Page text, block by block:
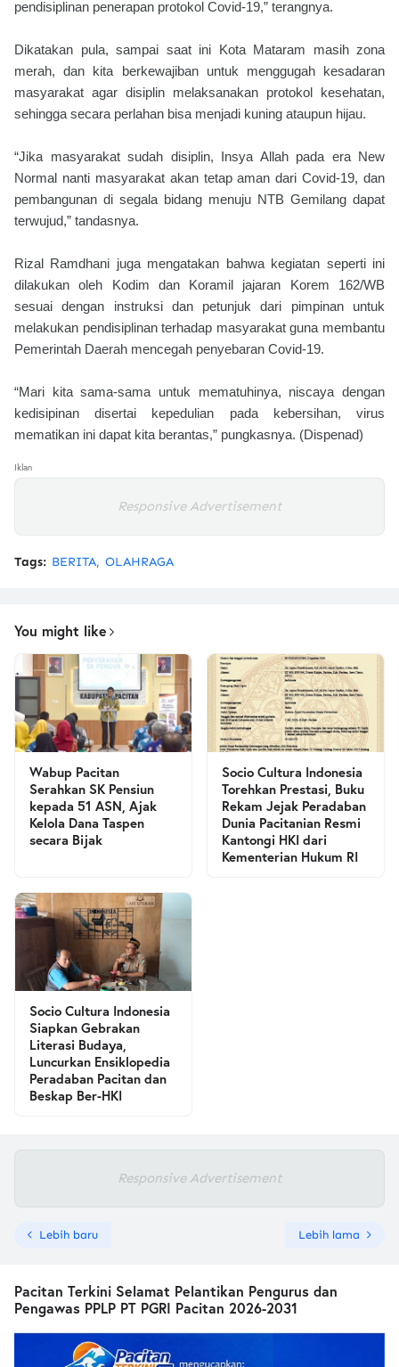
pendisiplinan penerapan protokol Covid-19,” terangnya.
Dikatakan pula, sampai saat ini Kota Mataram masih zona
merah, dan kita berkewajiban untuk menggugah kesadaran
masyarakat agar disiplin melaksanakan protokol kesehatan,
sehingga secara perlahan bisa menjadi kuning ataupun hijau.
“Jika masyarakat sudah disiplin, Insya Allah pada era New
Normal nanti masyarakat akan tetap aman dari Covid-19, dan
pembangunan di segala bidang menuju NTB Gemilang dapat
terwujud,” tandasnya.
Rizal Ramdhani juga mengatakan bahwa kegiatan seperti ini
dilakukan oleh Kodim dan Koramil jajaran Korem 162/WB
sesuai dengan instruksi dan petunjuk dari pimpinan untuk
melakukan pendisiplinan terhadap masyarakat guna membantu
Pemerintah Daerah mencegah penyebaran Covid-19.
“Mari kita sama-sama untuk mematuhinya, niscaya dengan
kedisipinan disertai kepedulian pada kebersihan, virus
mematikan ini dapat kita berantas,” pungkasnya. (Dispenad)
Iklan
Responsive Advertisement
Tags: BERITA OLAHRAGA
You might like
Wabup Pacitan
Serahkan SK Pensiun
kepada 51 ASN, Ajak
Kelola Dana Taspen
secara Bijak
Socio Cultura Indonesia
Torehkan Prestasi, Buku
Rekam Jejak Peradaban
Dunia Pacitanian Resmi
Kantongi HKI dari
Kementerian Hukum RI
Socio Cultura Indonesia
Siapkan Gebrakan
Literasi Budaya,
Luncurkan Ensiklopedia
Peradaban Pacitan dan
Beskap Ber-HKI
Responsive Advertisement
Lebih baru Lebih lama
Pacitan Terkini Selamat Pelantikan Pengurus dan
Pengawas PPLP PT PGRI Pacitan 2026-2031